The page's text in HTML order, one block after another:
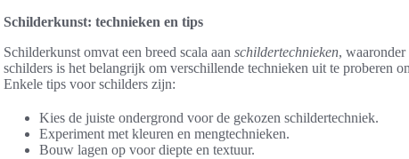
Schilderkunst: technieken en tips
Schilderkunst omvat een breed scala aan schildertechnieken,
schilders is het belangrijk om verschillende technieken uit te proberen
Enkele tips voor schilders zijn:
Kies de juiste ondergrond voor de gekozen schildertechniek.
Experiment met kleuren en mengtechnieken.
Bouw lagen op voor diepte en textuur.